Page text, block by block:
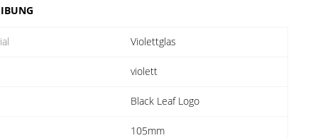
Violettglas
violett
Black Leaf Logo
105mm